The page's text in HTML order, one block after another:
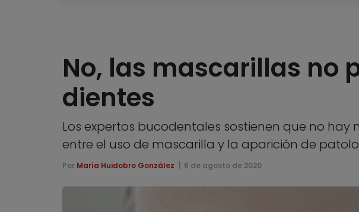
No, las mascarillas no
dientes
Los expertos bucodentales sostienen que no
entre el uso de mascarilla y la aparición de
Por María Huidobro González 6 de agosto de 2020